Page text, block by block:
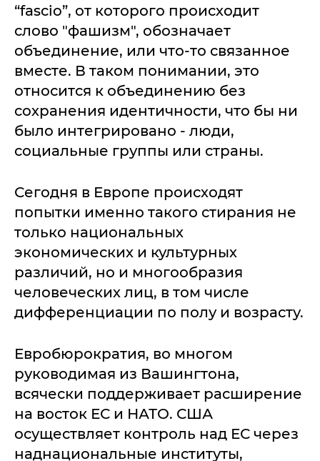
“fascio”, от которого происходит
слово "фашизм", обозначает
объединение, или что-то связанное
вместе. В таком понимании, это
относится к объединению без
сохранения идентичности, что бы ни
было интегрировано - люди,
социальные группы или страны.
Сегодня в Европе происходят
попытки именно такого стирания не
только национальных
экономических и культурных
различий, но и многообразия
человеческих лиц, в том числе
дифференциации по полу и возрасту.
Евробюрократия, во многом
руководимая из Вашингтона,
всячески поддерживает расширение
на восток ЕС и НАТО. США
осуществляет контроль над ЕС через
наднациональные институты,